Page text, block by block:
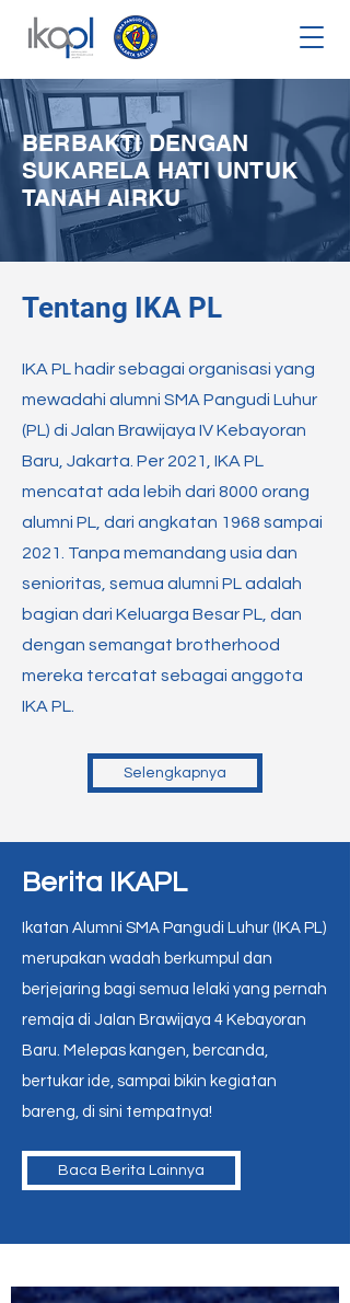
BERBAKTI DENGAN
SUKARELA HATI UNTUK
TANAH AIRKU
Tentang IKA PL
IKA PL hadir sebagai organisasi yang
mewadahi alumni SMA Pangudi Luhur
(PL) di Jalan Brawijaya IV Kebayoran
Baru, Jakarta. Per 2021, IKA PL
mencatat ada lebih dari 8000 orang
alumni PL, dari angkatan 1968 sampai
2021. Tanpa memandang usia dan
senioritas, semua alumni PL adalah
bagian dari Keluarga Besar PL, dan
dengan semangat brotherhood
mereka tercatat sebagai anggota
IKA PL.
Selengkapnya
Berita IKAPL
Ikatan Alumni SMA Pangudi Luhur (IKA PL)
merupakan wadah berkumpul dan
berjejaring bagi semua lelaki yang pernah
remaja di Jalan Brawijaya 4 Kebayoran
Baru. Melepas kangen, bercanda,
bertukar ide, sampai bikin kegiatan
bareng, di sini tempatnya!
Baca Berita Lainnya